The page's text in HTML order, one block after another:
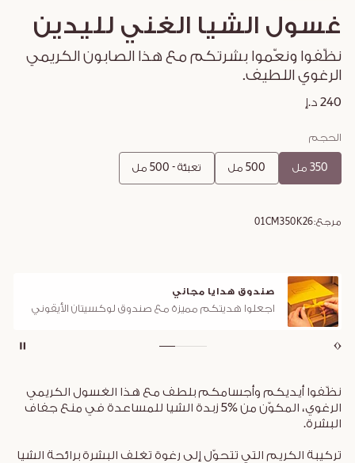
غسول الشيا الغني لليدين
نظّفوا ونعّموا بشرتكم مع هذا الصابون الكريمي
الرغوي اللطيف.
240 د.إ
الحجم
350 مل 500 مل تعبئة - 500 مل
مرجع:01CM350K26
صندوق هدايا مجاني
اجعلوا هديتكم مميزة مع صندوق لوكسيتان الأيقوني
نظّفوا أيديكم وأجسامكم بلطف مع هذا الغسول الكريمي
الرغوي، المكوّن من %5 زبدة الشيا للمساعدة في منع جفاف
البشرة.
تركيبة الكريم التي تتحوّل إلى رغوة تغلف البشرة برائحة الشيا